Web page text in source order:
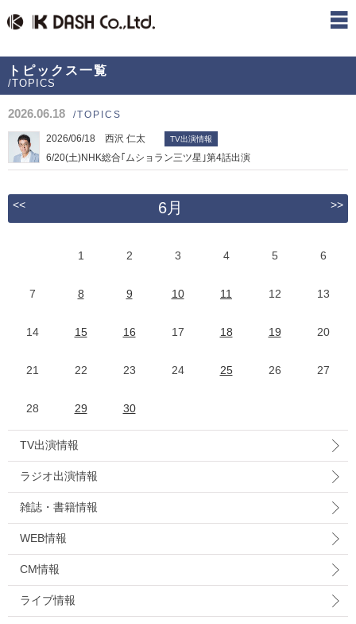
トピックス一覧
/TOPICS
2026.06.18 /TOPICS
2026/06/18 西沢 仁太 TV出演情報
6/20(土)NHK総合｢ムショラン三ツ星｣第4話出演
<< 6月 >>
1 2 3 4 5 6
7 8 9 10 11 12 13
14 15 16 17 18 19 20
21 22 23 24 25 26 27
28 29 30
TV出演情報
ラジオ出演情報
雑誌・書籍情報
WEB情報
CM情報
ライブ情報